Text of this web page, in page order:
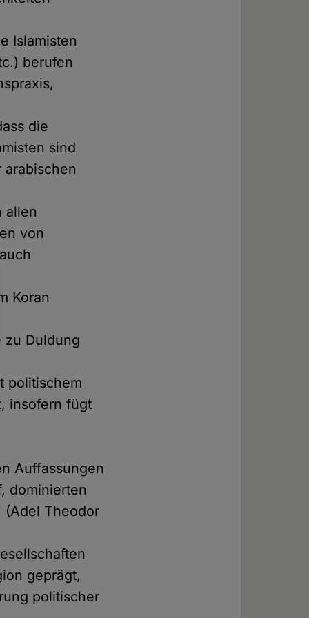
Islamisten
berufen
die
sind
allen
von
Koran
zu Duldung
politischem
insofern fügt
Auffassungen
dominierten
(Adel Theodor
geprägt,
politischer